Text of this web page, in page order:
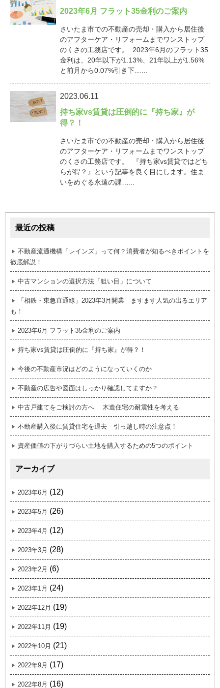
2023年6月 フラット35金利のご案内
さいたま市での不動産の売却・購入から居住後
のアフターケア・リフォームまでワンストップ
のくさの工務店です。 2023年6月のフラット35
金利は、20年以下が1.13%、21年以上が1.56%
と前月から0.07%引き下…...
2023.06.11
持ち家vs賃貸は圧倒的に『持ち家』が
得？！
さいたま市での不動産の売却・購入から居住後
のアフターケア・リフォームまでワンストップ
のくさの工務店です。 『持ち家vs賃貸ではどち
らが得？』という記事を良く目にします。住ま
いをめぐる永遠の課…...
最近の投稿
不動産流通機構「レインズ」って何？消費者が知るべきポイントを
徹底解説！
中古マンションの選択方法「狙い目」について
「相鉄・東急直通線」2023年3月開業 ますます人気の出るエリア
も！
2023年6月 フラット35金利のご案内
持ち家vs賃貸は圧倒的に『持ち家』が得？！
今後の不動産市況はどのようになっていくのか
不動産の広告や図面はしっかり確認してますか？
中古戸建てをご検討の方へ 木造住宅の耐震性を考える
不動産購入後に賃貸住宅を退去 引っ越し時の注意点！
資産価値の下がりづらい土地を購入するための5つのポイント
アーカイブ
2023年6月 (12)
2023年5月 (26)
2023年4月 (12)
2023年3月 (28)
2023年2月 (6)
2023年1月 (24)
2022年12月 (19)
2022年11月 (19)
2022年10月 (21)
2022年9月 (17)
2022年8月 (16)